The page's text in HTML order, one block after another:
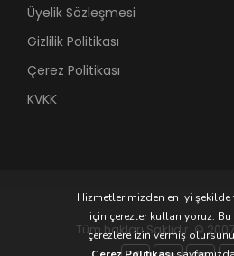
Üyelik Sözleşmesi
Gizlilik Politikası
Çerez Politikası
KVKK
Tüm hakları Saklıdır. ©
Hizmetlerimizden en iyi
için çerezler kullanıyoruz.
çerezlere izin vermiş